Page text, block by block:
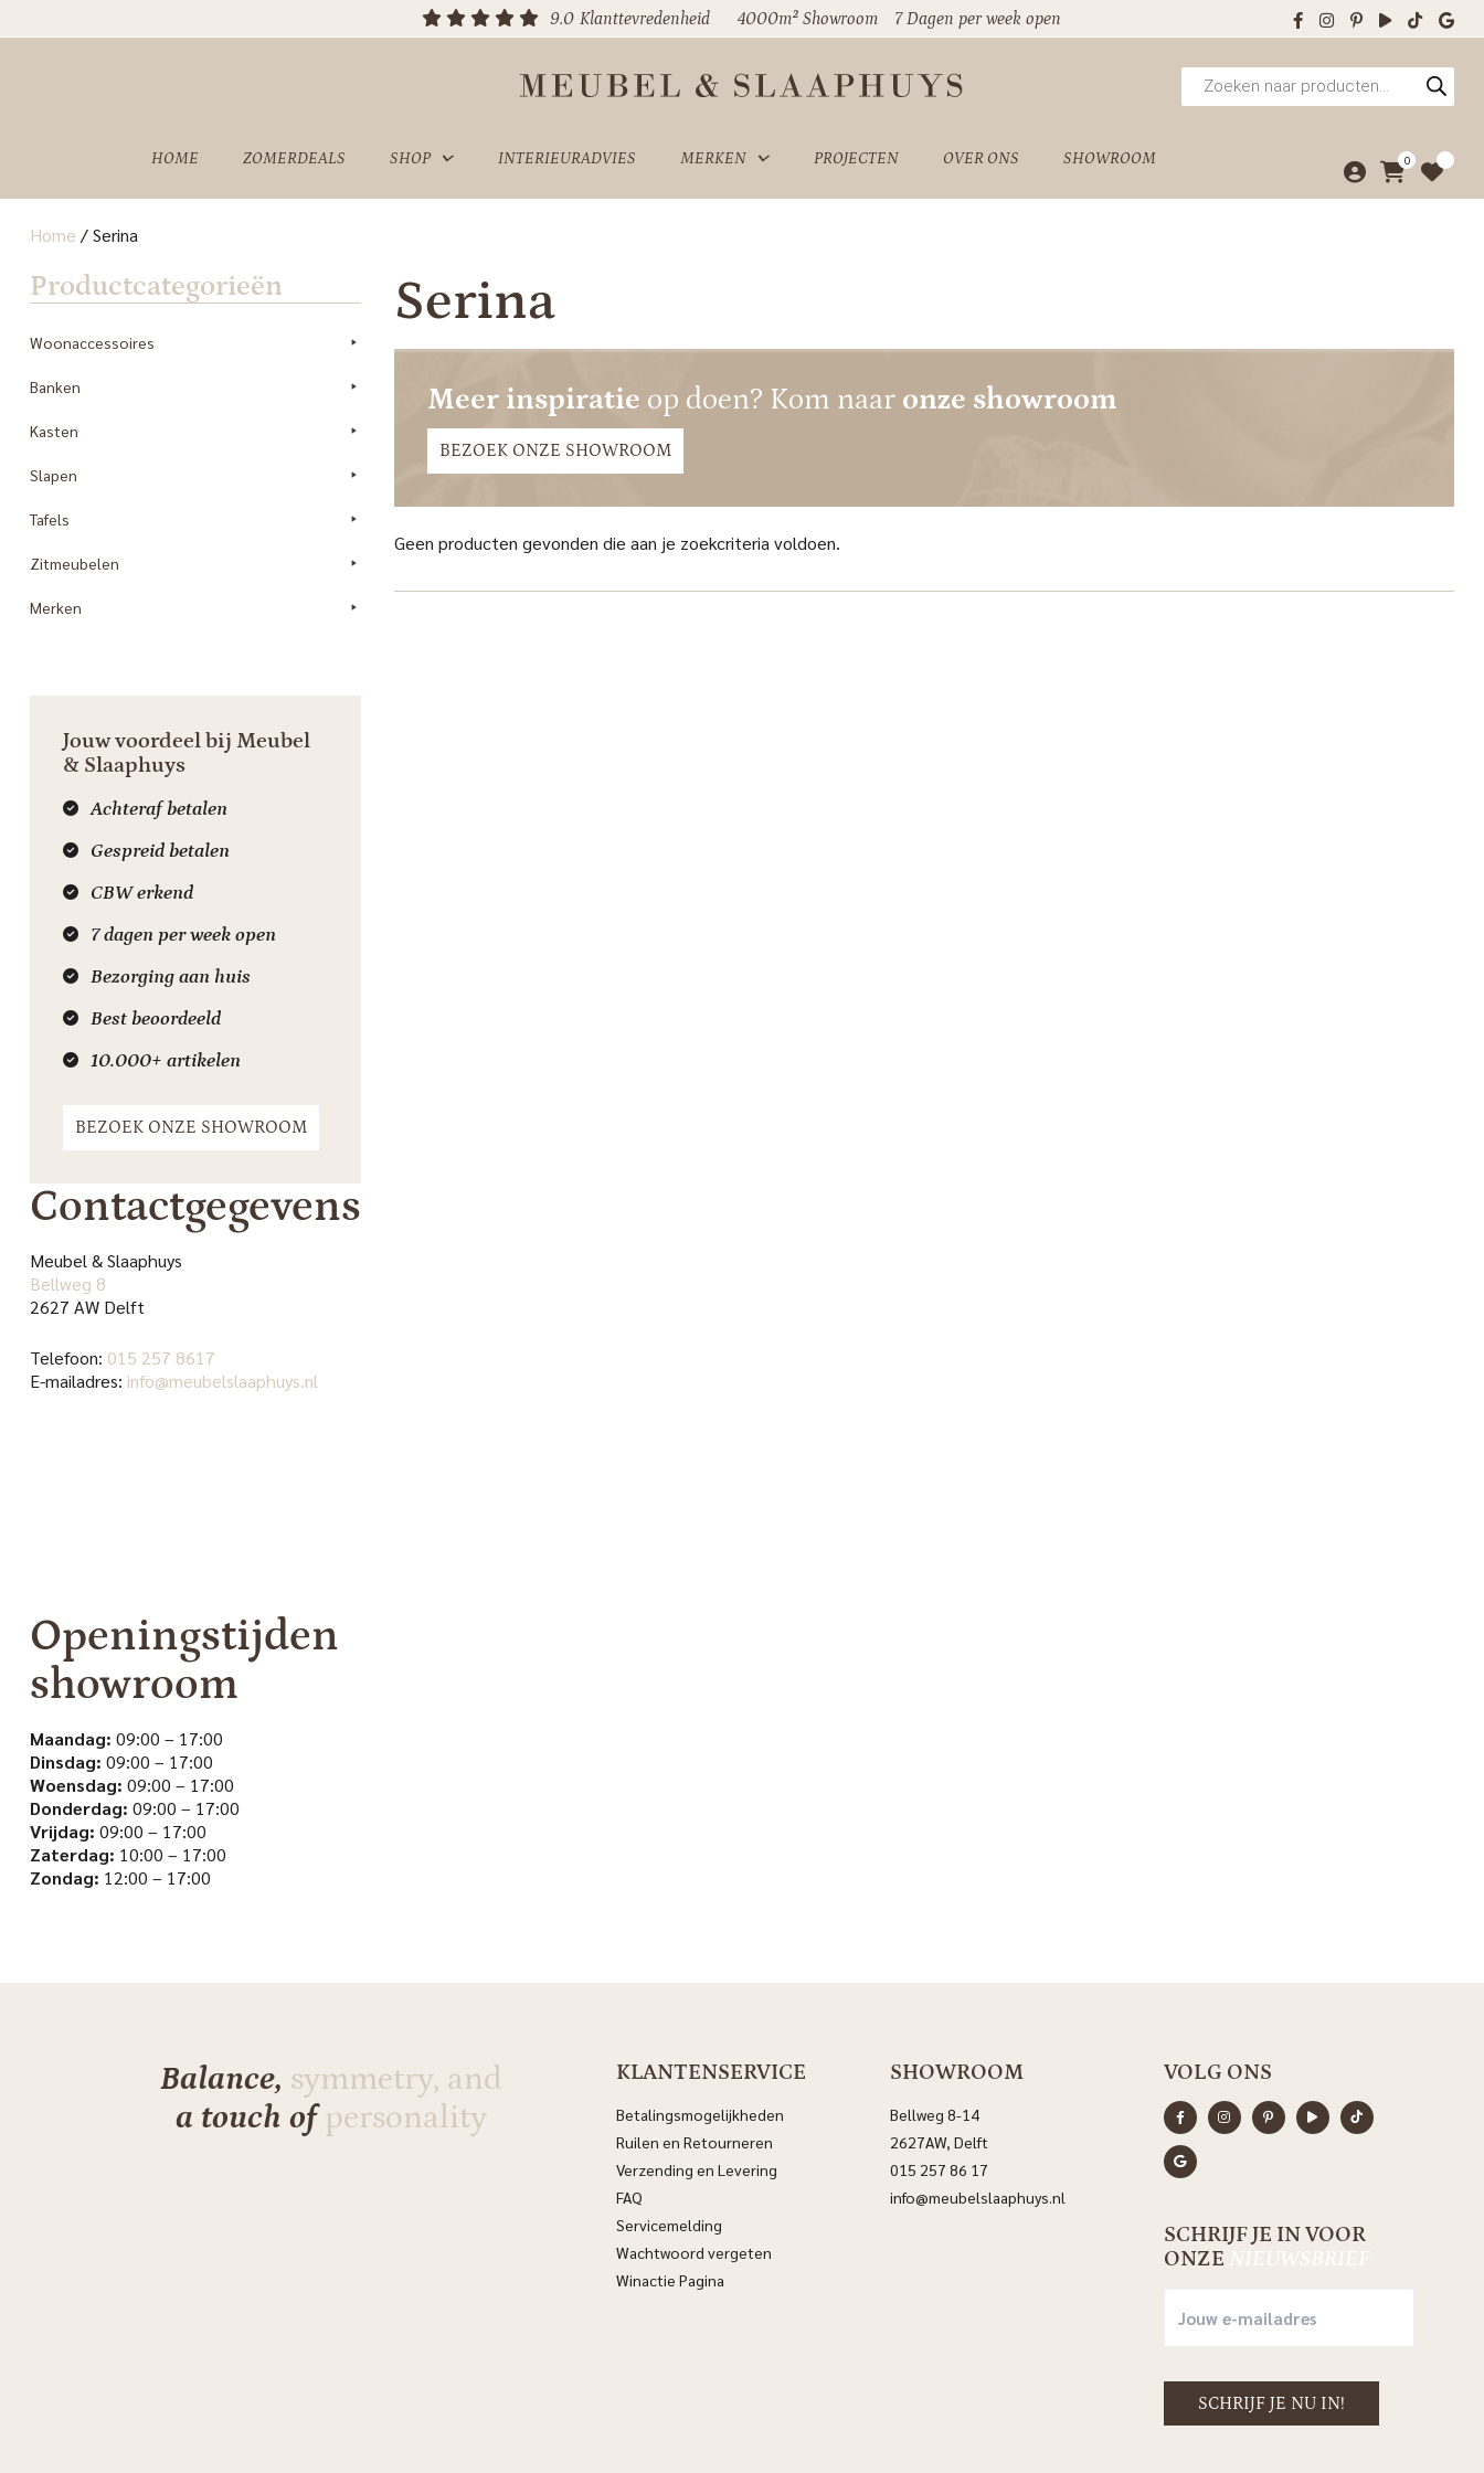
9.0 Klanttevredenheid 4000m² Showroom 7 Dagen per week open
Producten
zoeken
HOME ZOMERDEALS SHOP INTERIEURADVIES MERKEN PROJECTEN OVER ONS SHOWROOM 0
SHOWROOM
Home /Serina
Productcategorieën
Woonaccessoires
Banken
Kasten
Slapen
Tafels
Zitmeubelen
Merken
Jouw voordeel bij Meubel
& Slaaphuys
Achteraf betalen
Gespreid betalen
CBW erkend
7 dagen per week open
Bezorging aan huis
Best beoordeeld
10.000+ artikelen
BEZOEK ONZE SHOWROOM
Contactgegevens
Meubel & Slaaphuys
Bellweg 8
2627 AW Delft
Telefoon: 015 257 8617
E-mailadres: info@meubelslaaphuys.nl
Openingstijden
showroom
Maandag: 09:00 – 17:00
Dinsdag: 09:00 – 17:00
Woensdag: 09:00 – 17:00
Donderdag: 09:00 – 17:00
Vrijdag: 09:00 – 17:00
Zaterdag: 10:00 – 17:00
Zondag: 12:00 – 17:00
Serina
Meer inspiratie op doen? Kom naar onze showroom
BEZOEK ONZE SHOWROOM
Geen producten gevonden die aan je zoekcriteria voldoen.
Balance, symmetry, and
a touch ofpersonality
KLANTENSERVICE
Betalingsmogelijkheden
Ruilen en Retourneren
Verzending en Levering
FAQ
Servicemelding
Wachtwoord vergeten
Winactie Pagina
SHOWROOM
Bellweg 8-14
2627AW, Delft
015 257 86 17
info@meubelslaaphuys.nl
VOLG ONS
SCHRIJF JE IN VOOR
ONZE NIEUWSBRIEF